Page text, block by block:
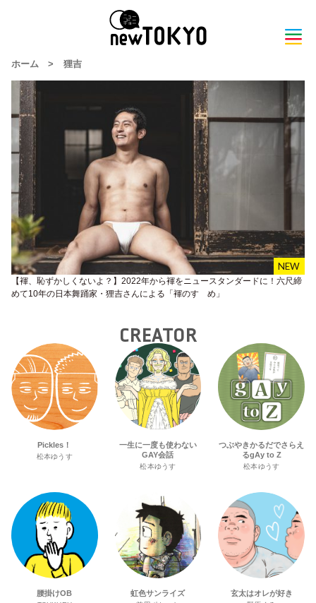
ホーム > 狸吉
【褌、恥ずかしくないよ？】2022年から褌をニュースタンダードに！六尺締
めて10年の日本舞踊家・狸吉さんによる「褌のすゝめ」
CREATOR
Pickles！
松本ゆうす
一生に一度も使わない
GAY会話
松本ゆうす
つぶやきかるだでさらえ
るgAy to Z
松本ゆうす
腰掛けOB 虹色サンライズ 玄太はオレが好き